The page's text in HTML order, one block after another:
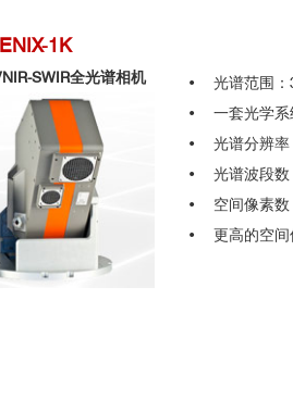
1K
SWIR全光谱相机 • 光谱范围
• 一套光学系
• 光谱分辨率
• 光谱波段数
• 空间像素数
• 更高的空间
洋局
高光谱航空遥感系统，检测水中有机物
国防：
高光谱成像是现代情报工作中的重要
SPECIM公司的客户包括西方多个国
1、发现伪装或人造物体和材料；
2、非干扰性监控地域活动；
3、探测非法毒品作物种植和简易爆炸
painting production technology and
Quality of Kiwifruits Based on
(Brassica napus L.) Using NIR
.6, 7990,2015
of Tobacco Disease with
Contents in Cucumber Leaves in
vinyl acetate copolymer